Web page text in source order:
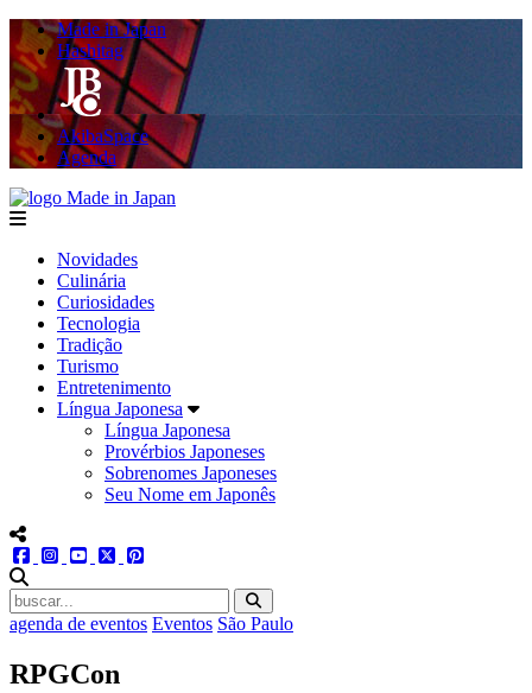
Made in Japan
Hashitag
AkibaSpace
Agenda
menu
Novidades
Culinária
Curiosidades
Tecnologia
Tradição
Turismo
Entretenimento
Língua Japonesa
Língua Japonesa
Provérbios Japoneses
Sobrenomes Japoneses
Seu Nome em Japonês
menu redes social
facebookinstagram
youtube
twitter
agenda de eventos Eventos São Paulo
RPGCon